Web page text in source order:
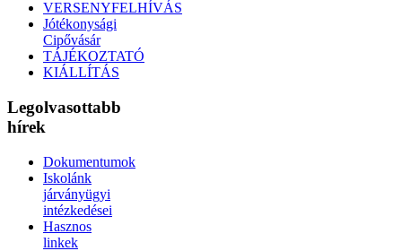
VERSENYFELHÍVÁS
Jótékonysági
Cipővásár
TÁJÉKOZTATÓ
KIÁLLÍTÁS
Legolvasottabb
hírek
Dokumentumok
Iskolánk
járványügyi
intézkedései
Hasznos
linkek